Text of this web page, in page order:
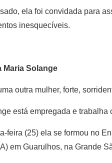
ela foi convidada para
inesquecíveis.
Maria Solange
outra mulher, forte,
está empregada e trabalha
feira (25) ela se formou no
em Guarulhos, na Grande